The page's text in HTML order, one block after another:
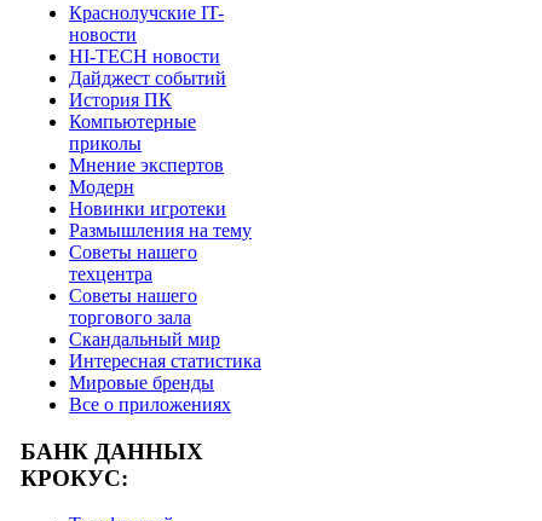
Краснолучские IT-
новости
HI-TECH новости
Дайджест событий
История ПК
Компьютерные
приколы
Мнение экспертов
Модерн
Новинки игротеки
Размышления на тему
Советы нашего
техцентра
Советы нашего
торгового зала
Скандальный мир
Интересная статистика
Мировые бренды
Все о приложениях
БАНК ДАННЫХ
КРОКУС: